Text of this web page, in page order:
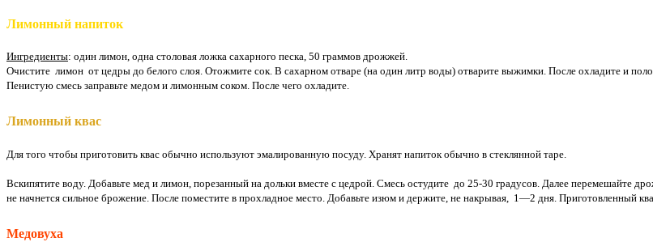
Лимонный напиток
Ингредиенты: один лимон, одна столовая ложка сахарного песка, 50 граммов дрожжей.
Очистите лимон от цедры до белого слоя. Отожмите сок. В сахарном отваре (на один литр воды) отварите выжимки. После охладите и
Пенистую смесь заправьте медом и лимонным соком. После чего охладите.
Лимонный квас
Для того чтобы приготовить квас обычно используют эмалированную посуду. Хранят напиток обычно в стеклянной таре.
Вскипятите воду. Добавьте мед и лимон, порезанный на дольки вместе с цедрой. Смесь остудите до 25-30 градусов. Далее перемешайте
не начнется сильное брожение. После поместите в прохладное место. Добавьте изюм и держите, не накрывая, 1—2 дня. Приготовленный
Медовуха